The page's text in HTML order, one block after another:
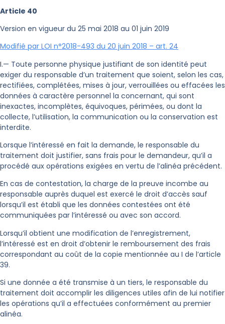
Article 40
Version en vigueur du 25 mai 2018 au 01 juin 2019
Modifié par LOI n°2018-493 du 20 juin 2018 – art. 24
I.— Toute personne physique justifiant de son identité peut
exiger du responsable d’un traitement que soient, selon les cas,
rectifiées, complétées, mises à jour, verrouillées ou effacées les
données à caractère personnel la concernant, qui sont
inexactes, incomplètes, équivoques, périmées, ou dont la
collecte, l’utilisation, la communication ou la conservation est
interdite.
Lorsque l’intéressé en fait la demande, le responsable du
traitement doit justifier, sans frais pour le demandeur, qu’il a
procédé aux opérations exigées en vertu de l’alinéa précédent.
En cas de contestation, la charge de la preuve incombe au
responsable auprès duquel est exercé le droit d’accès sauf
lorsqu’il est établi que les données contestées ont été
communiquées par l’intéressé ou avec son accord.
Lorsqu’il obtient une modification de l’enregistrement,
l’intéressé est en droit d’obtenir le remboursement des frais
correspondant au coût de la copie mentionnée au I de l’article
39.
Si une donnée a été transmise à un tiers, le responsable du
traitement doit accomplir les diligences utiles afin de lui notifier
les opérations qu’il a effectuées conformément au premier
alinéa.